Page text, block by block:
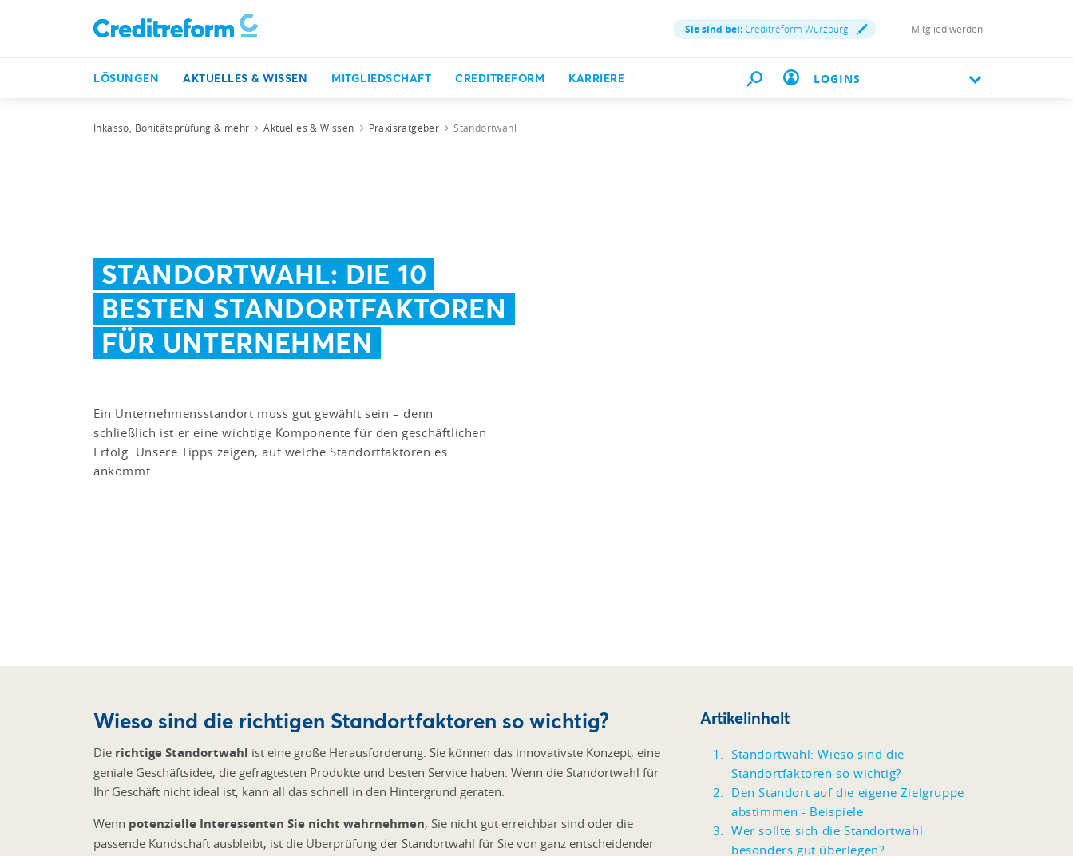
Sie sind bei:Creditreform Würzburg Mitglied werden
LÖSUNGEN AKTUELLES & WISSEN MITGLIEDSCHAFT CREDITREFORM KARRIERE LOGINS
Inkasso, Bonitätsprüfung & mehr Aktuelles & Wissen Praxisratgeber Standortwahl
STANDORTWAHL: DIE 10
BESTEN STANDORTFAKTOREN
FÜR UNTERNEHMEN
Ein Unternehmensstandort muss gut gewählt sein – denn
schließlich ist er eine wichtige Komponente für den geschäftlichen
Erfolg. Unsere Tipps zeigen, auf welche Standortfaktoren es
ankommt.
Wieso sind die richtigen Standortfaktoren so wichtig?
Die richtige Standortwahl ist eine große Herausforderung. Sie können das innovativste Konzept, eine
geniale Geschäftsidee, die gefragtesten Produkte und besten Service haben. Wenn die Standortwahl für
Ihr Geschäft nicht ideal ist, kann all das schnell in den Hintergrund geraten.
Wenn potenzielle Interessenten Sie nicht wahrnehmen, Sie nicht gut erreichbar sind oder die
passende Kundschaft ausbleibt, ist die Überprüfung der Standortwahl für Sie von ganz entscheidender
Artikelinhalt
Standortwahl: Wieso sind die
Standortfaktoren so wichtig?
Den Standort auf die eigene Zielgruppe
abstimmen - Beispiele
Wer sollte sich die Standortwahl
besonders gut überlegen?